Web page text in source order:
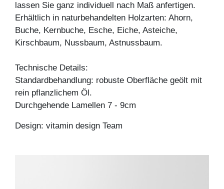
lassen Sie ganz individuell nach Maß anfertigen.
Erhältlich in naturbehandelten Holzarten: Ahorn,
Buche, Kernbuche, Esche, Eiche, Asteiche,
Kirschbaum, Nussbaum, Astnussbaum.
Technische Details:
Standardbehandlung: robuste Oberfläche geölt mit
rein pflanzlichem Öl.
Durchgehende Lamellen 7 - 9cm
Design: vitamin design Team